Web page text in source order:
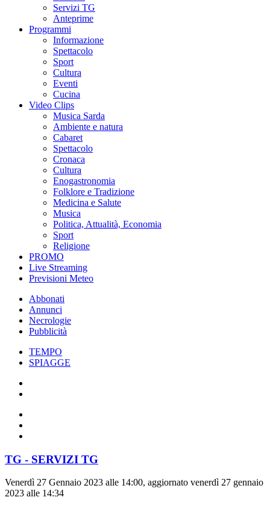
Servizi TG
Anteprime
Programmi
Informazione
Spettacolo
Sport
Cultura
Eventi
Cucina
Video Clips
Musica Sarda
Ambiente e natura
Cabaret
Spettacolo
Cronaca
Cultura
Enogastronomia
Folklore e Tradizione
Medicina e Salute
Musica
Politica, Attualità, Economia
Sport
Religione
PROMO
Live Streaming
Previsioni Meteo
Abbonati
Annunci
Necrologie
Pubblicità
TEMPO
SPIAGGE
TG - SERVIZI TG
Venerdì 27 Gennaio 2023 alle 14:00, aggiornato venerdì 27 gennaio
2023 alle 14:34